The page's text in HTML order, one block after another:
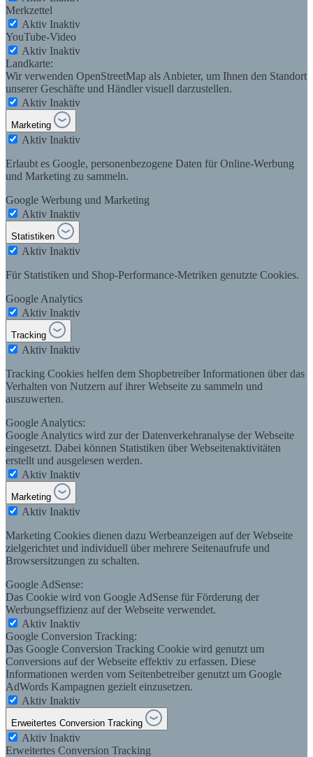
Merkzettel
Aktiv Inaktiv
YouTube-Video
Aktiv Inaktiv
Landkarte:
Wir verwenden OpenStreetMap als Anbieter, um Ihnen den Standort
unserer Geschäfte und Händler visuell darzustellen.
Aktiv Inaktiv
Marketing
Aktiv Inaktiv
Erlaubt es Google, personenbezogene Daten für Online-Werbung
und Marketing zu sammeln.
Google Werbung und Marketing
Aktiv Inaktiv
Statistiken
Aktiv Inaktiv
Für Statistiken und Shop-Performance-Metriken genutzte Cookies.
Google Analytics
Aktiv Inaktiv
Tracking
Aktiv Inaktiv
Tracking Cookies helfen dem Shopbetreiber Informationen über das
Verhalten von Nutzern auf ihrer Webseite zu sammeln und
auszuwerten.
Google Analytics:
Google Analytics wird zur der Datenverkehranalyse der Webseite
eingesetzt. Dabei können Statistiken über Webseitenaktivitäten
erstellt und ausgelesen werden.
Aktiv Inaktiv
Marketing
Aktiv Inaktiv
Marketing Cookies dienen dazu Werbeanzeigen auf der Webseite
zielgerichtet und individuell über mehrere Seitenaufrufe und
Browsersitzungen zu schalten.
Google AdSense:
Das Cookie wird von Google AdSense für Förderung der
Werbungseffizienz auf der Webseite verwendet.
Aktiv Inaktiv
Google Conversion Tracking:
Das Google Conversion Tracking Cookie wird genutzt um
Conversions auf der Webseite effektiv zu erfassen. Diese
Informationen werden vom Seitenbetreiber genutzt um Google
AdWords Kampagnen gezielt einzusetzen.
Aktiv Inaktiv
Erweitertes Conversion Tracking
Aktiv Inaktiv
Erweitertes Conversion Tracking